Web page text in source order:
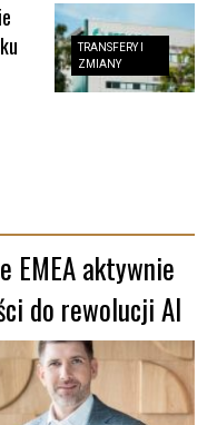
TRANSFERY I
ZMIANY
EMEA aktywnie
do rewolucji AI